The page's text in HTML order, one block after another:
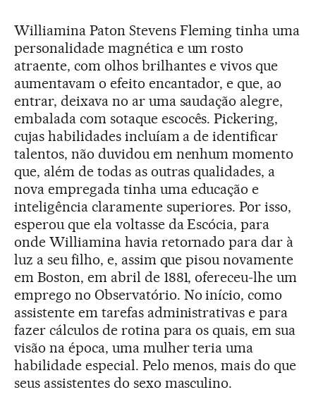
Williamina Paton Stevens Fleming tinha uma
personalidade magnética e um rosto
atraente, com olhos brilhantes e vivos que
aumentavam o efeito encantador, e que, ao
entrar, deixava no ar uma saudação alegre,
embalada com sotaque escocês. Pickering,
cujas habilidades incluíam a de identificar
talentos, não duvidou em nenhum momento
que, além de todas as outras qualidades, a
nova empregada tinha uma educação e
inteligência claramente superiores. Por isso,
esperou que ela voltasse da Escócia, para
onde Williamina havia retornado para dar à
luz a seu filho, e, assim que pisou novamente
em Boston, em abril de 1881, ofereceu-lhe um
emprego no Observatório. No início, como
assistente em tarefas administrativas e para
fazer cálculos de rotina para os quais, em sua
visão na época, uma mulher teria uma
habilidade especial. Pelo menos, mais do que
seus assistentes do sexo masculino.